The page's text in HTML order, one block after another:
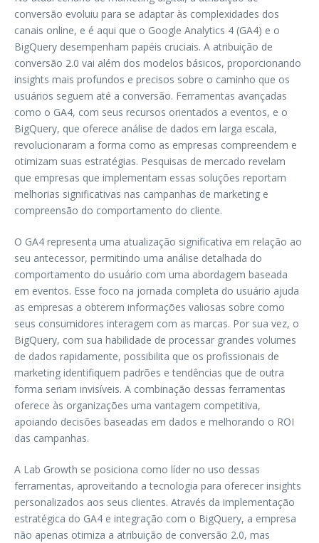
conversão evoluiu para se adaptar às complexidades dos
canais online, e é aqui que o Google Analytics 4 (GA4) e o
BigQuery desempenham papéis cruciais. A atribuição de
conversão 2.0 vai além dos modelos básicos, proporcionando
insights mais profundos e precisos sobre o caminho que os
usuários seguem até a conversão. Ferramentas avançadas
como o GA4, com seus recursos orientados a eventos, e o
BigQuery, que oferece análise de dados em larga escala,
revolucionaram a forma como as empresas compreendem e
otimizam suas estratégias. Pesquisas de mercado revelam
que empresas que implementam essas soluções reportam
melhorias significativas nas campanhas de marketing e
compreensão do comportamento do cliente.
O GA4 representa uma atualização significativa em relação ao
seu antecessor, permitindo uma análise detalhada do
comportamento do usuário com uma abordagem baseada
em eventos. Esse foco na jornada completa do usuário ajuda
as empresas a obterem informações valiosas sobre como
seus consumidores interagem com as marcas. Por sua vez, o
BigQuery, com sua habilidade de processar grandes volumes
de dados rapidamente, possibilita que os profissionais de
marketing identifiquem padrões e tendências que de outra
forma seriam invisíveis. A combinação dessas ferramentas
oferece às organizações uma vantagem competitiva,
apoiando decisões baseadas em dados e melhorando o ROI
das campanhas.
A Lab Growth se posiciona como líder no uso dessas
ferramentas, aproveitando a tecnologia para oferecer insights
personalizados aos seus clientes. Através da implementação
estratégica do GA4 e integração com o BigQuery, a empresa
não apenas otimiza a atribuição de conversão 2.0, mas